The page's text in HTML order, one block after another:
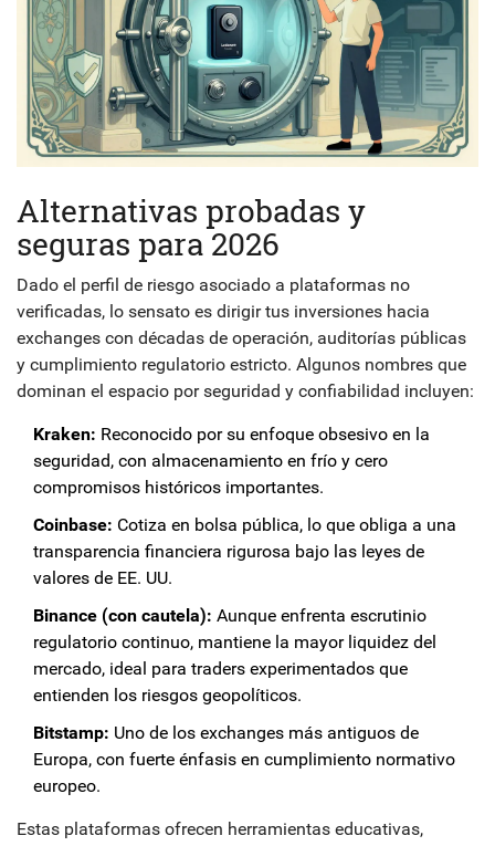
Alternativas probadas y
seguras para 2026
Dado el perfil de riesgo asociado a plataformas no
verificadas, lo sensato es dirigir tus inversiones hacia
exchanges con décadas de operación, auditorías públicas
y cumplimiento regulatorio estricto. Algunos nombres que
dominan el espacio por seguridad y confiabilidad incluyen:
Kraken: Reconocido por su enfoque obsesivo en la
seguridad, con almacenamiento en frío y cero
compromisos históricos importantes.
Coinbase: Cotiza en bolsa pública, lo que obliga a una
transparencia financiera rigurosa bajo las leyes de
valores de EE. UU.
Binance (con cautela): Aunque enfrenta escrutinio
regulatorio continuo, mantiene la mayor liquidez del
mercado, ideal para traders experimentados que
entienden los riesgos geopolíticos.
Bitstamp: Uno de los exchanges más antiguos de
Europa, con fuerte énfasis en cumplimiento normativo
europeo.
Estas plataformas ofrecen herramientas educativas,